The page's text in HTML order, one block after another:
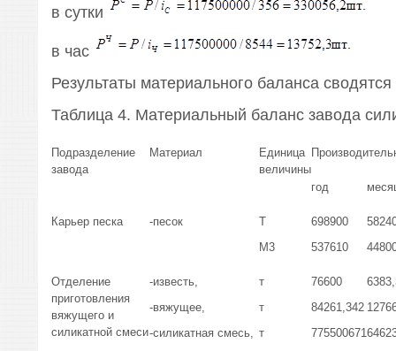
в сутки
в час
Результаты материального баланса
Таблица 4. Материальный баланс завода
Подразделение
завода
Материал
Единица
величины
год
Карьер песка -песок
Т
М3
698900
537610
Отделение
приготовления
вяжущего и
силикатной смеси
-известь,
-вяжущее,
-силикатная смесь,
т
т
т
76600
84261,342
775500671